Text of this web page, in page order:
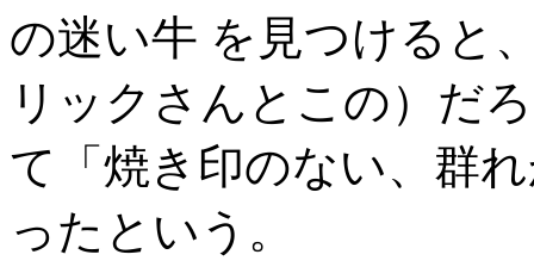
の迷い牛 を見つけると
リックさんとこの）だ
て「焼き印のない、群
ったという。